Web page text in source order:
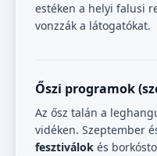
estéken a helyi falusi
vonzzák a látogatókat.
Őszi programok
Az ősz talán a
vidéken. Szeptember
fesztiválok és